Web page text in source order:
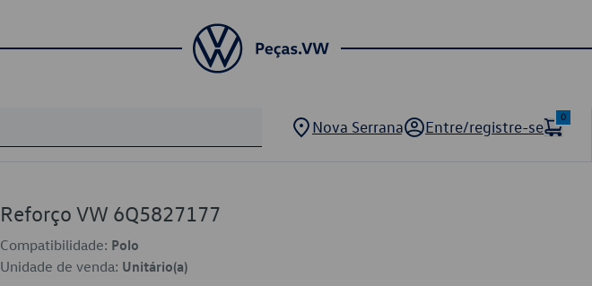
Nova Serrana Entre/registre-se
0
Reforço VW 6Q5827177
Compatibilidade: Polo
Unidade de venda: Unitário(a)